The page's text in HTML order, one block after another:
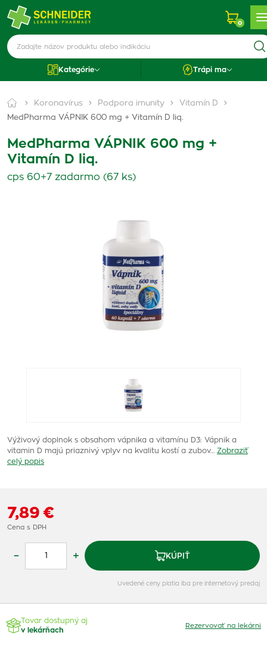
0
Kategórie Trápi ma
Koronavírus Podpora imunity
Vitamín D
MedPharma VÁPNIK 600 mg + Vitamín D liq.
MedPharma VÁPNIK 600 mg +
Vitamín D liq.
cps 60+7 zadarmo (67 ks)
Výživový doplnok s obsahom vápnika a vitamínu D3: Vápnik a
vitamin D majú priaznivý vplyv na kvalitu kostí a zubov…
Zobraziť
celý popis
7,89 €
Cena s DPH
– + KÚPIŤ
Uvedené ceny platia iba pre internetový predaj
Tovar dostupný aj
v lekárňach
Rezervovať na lekárni